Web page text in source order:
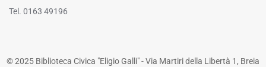
Tel. 0163 49196
© 2025 Biblioteca Civica "Eligio Galli" - Via Martiri della Libertà 1, Breia